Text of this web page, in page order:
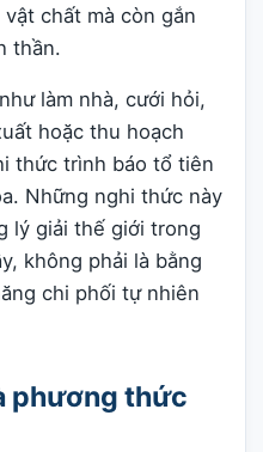
chất mà còn gắn
thần.
làm nhà, cưới hỏi,
hoặc thu hoạch
thức trình báo tổ tiên
Những nghi thức này
lý giải thế giới trong
không phải là bằng
chi phối tự nhiên
phương thức